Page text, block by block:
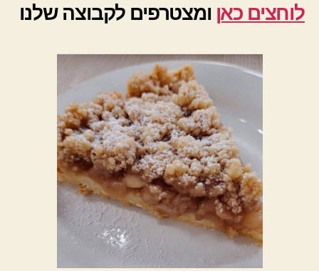
לוחצים כאן ומצטרפים לקבוצה שלנו